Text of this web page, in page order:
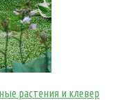
растения и клевер